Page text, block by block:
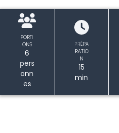
PORTI
ONS
6
pers
onn
es
PRÉPA
RATIO
N
15
min